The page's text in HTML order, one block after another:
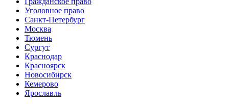
Уголовное право
Санкт-Петербург
Москва
Тюмень
Сургут
Краснодар
Красноярск
Новосибирск
Кемерово
Ярославль